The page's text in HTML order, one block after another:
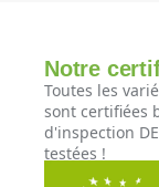
Notre
Toutes les
sont certifiées
d'inspection
testées !